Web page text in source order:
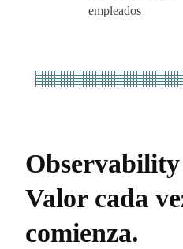
empleados
Valor cada
comienza.